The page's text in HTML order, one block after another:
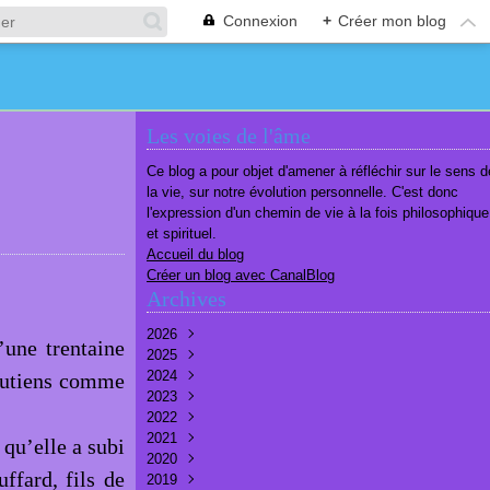
Connexion + Créer mon blog
trentaine
comme
a subi
fils de
Les voies de l'âme
Ce blog a pour objet d'amener à réfléchir sur le sens
la vie, sur notre évolution personnelle. C'est donc
l'expression d'un chemin de vie à la fois philosophique
et spirituel.
Accueil du blog
Créer un blog avec CanalBlog
Archives
2026
Août
Juillet
Juin
Mai(7)
Avril
Mars
Février
2025
Décembre
Novembre
Octobre
Septembre
Août
Juillet
2024
Décembre
Novembre
Octobre
Septembre
Août
2023
Décembre
Novembre
Octobre
Septembre
2022
Décembre
Septembre
Août
2021
Décembre
Novembre
2020
Décembre
2019